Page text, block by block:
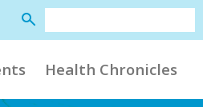
Health Chronicles